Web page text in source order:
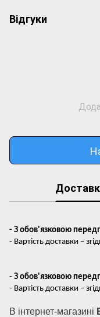
Відгуки
- З обов'язковою
- Вартість доставки –
- З обов'язковою
- Вартість доставки –
В інтернет-магазині